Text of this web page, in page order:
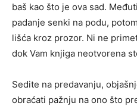
baš kao što je ova sad.
padanje senki na podu,
lišća kroz prozor. Ni ne
dok Vam knjiga neotvorena
Sedite na predavanju,
obraćati pažnju na ono što